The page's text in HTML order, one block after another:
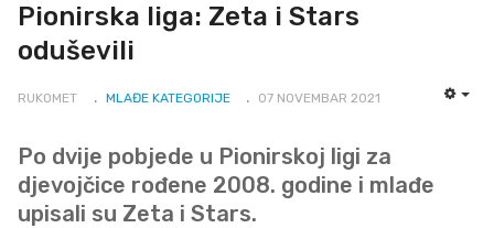
Pionirska liga: Zeta i Stars
oduševili
RUKOMET MLAĐE KATEGORIJE 07 NOVEMBAR 2021
Po dvije pobjede u Pionirskoj ligi za
djevojčice rođene 2008. godine i mlađe
upisali su Zeta i Stars.